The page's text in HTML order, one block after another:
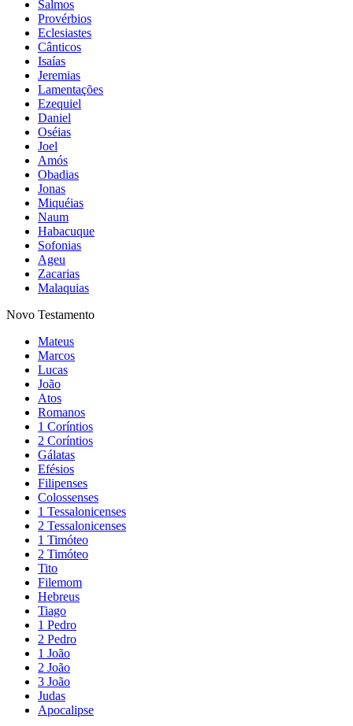
Salmos
Provérbios
Eclesiastes
Cânticos
Isaías
Jeremias
Lamentações
Ezequiel
Daniel
Oséias
Joel
Amós
Obadias
Jonas
Miquéias
Naum
Habacuque
Sofonias
Ageu
Zacarias
Malaquias
Novo Testamento
Mateus
Marcos
Lucas
João
Atos
Romanos
1 Coríntios
2 Coríntios
Gálatas
Efésios
Filipenses
Colossenses
1 Tessalonicenses
2 Tessalonicenses
1 Timóteo
2 Timóteo
Tito
Filemom
Hebreus
Tiago
1 Pedro
2 Pedro
1 João
2 João
3 João
Judas
Apocalipse